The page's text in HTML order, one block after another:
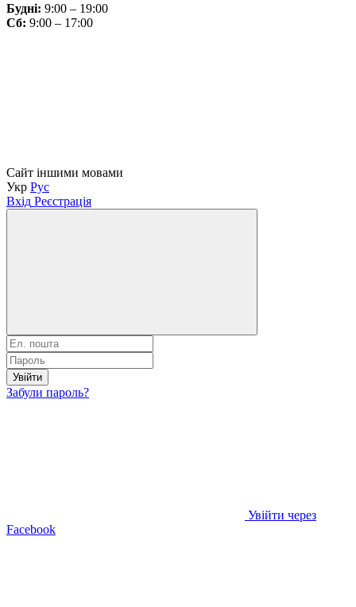
Будні: 9:00 – 19:00
Сб: 9:00 – 17:00
Сайт іншими мовами
Укр Рус
Вхід Реєстрація
Увійти
Забули пароль?
Увійти через
Facebook